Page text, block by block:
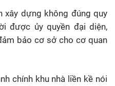
xây dựng không đúng quy
được ủy quyền đại diện,
bảo cơ sở cho cơ quan
chính khu nhà liền kề nói